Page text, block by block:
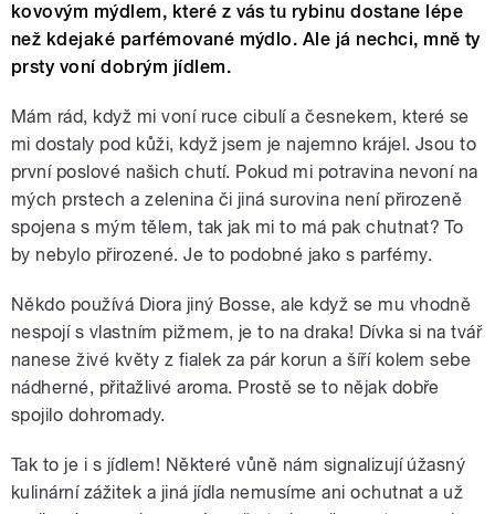
kovovým mýdlem, které z vás tu rybinu dostane lépe
než kdejaké parfémované mýdlo. Ale já nechci, mně ty
prsty voní dobrým jídlem.
Mám rád, když mi voní ruce cibulí a česnekem, které se
mi dostaly pod kůži, když jsem je najemno krájel. Jsou to
první poslové našich chutí. Pokud mi potravina nevoní na
mých prstech a zelenina či jiná surovina není přirozeně
spojena s mým tělem, tak jak mi to má pak chutnat? To
by nebylo přirozené. Je to podobné jako s parfémy.
Někdo používá Diora jiný Bosse, ale když se mu vhodně
nespojí s vlastním pižmem, je to na draka! Dívka si na tvář
nanese živé květy z fialek za pár korun a šíří kolem sebe
nádherné, přitažlivé aroma. Prostě se to nějak dobře
spojilo dohromady.
Tak to je i s jídlem! Některé vůně nám signalizují úžasný
kulinární zážitek a jiná jídla nemusíme ani ochutnat a už